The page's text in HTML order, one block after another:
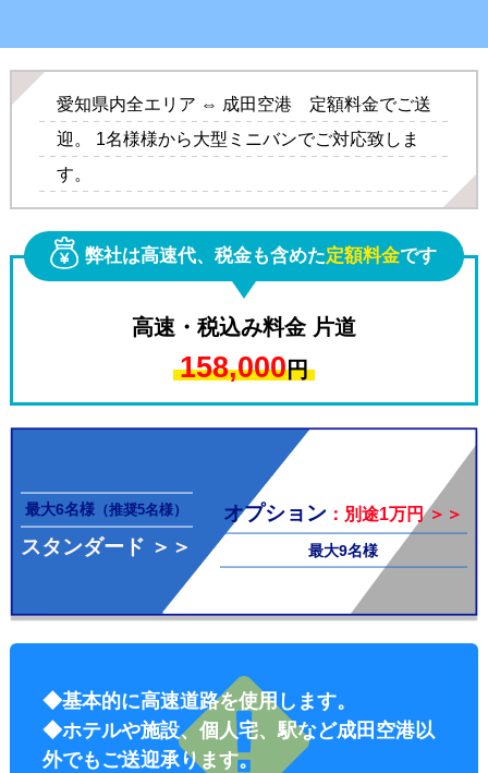
その他料金
オプション料金
インフォメーシ
ョン
愛知県内全エリア ⇔ 成田空港 定額料金でご送
迎。 1名様様から大型ミニバンでご対応致しま
す。
弊社は高速代、税金も含めた定額料金です
高速・税込み料金 片道
158,000円
スタンダード ＞＞
最大6名様 （推奨5名様） オプション ：別途1万円 ＞＞
最大9名様
◆基本的に高速道路を使用します。
◆ホテルや施設、個人宅、駅など成田空港以
外でもご送迎承ります。